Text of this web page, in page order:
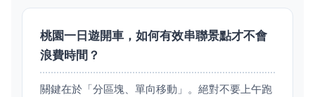
桃園一日遊開車，如何有效串聯景點才不會
浪費時間？
關鍵在於「分區塊、單向移動」。絕對不要上午跑